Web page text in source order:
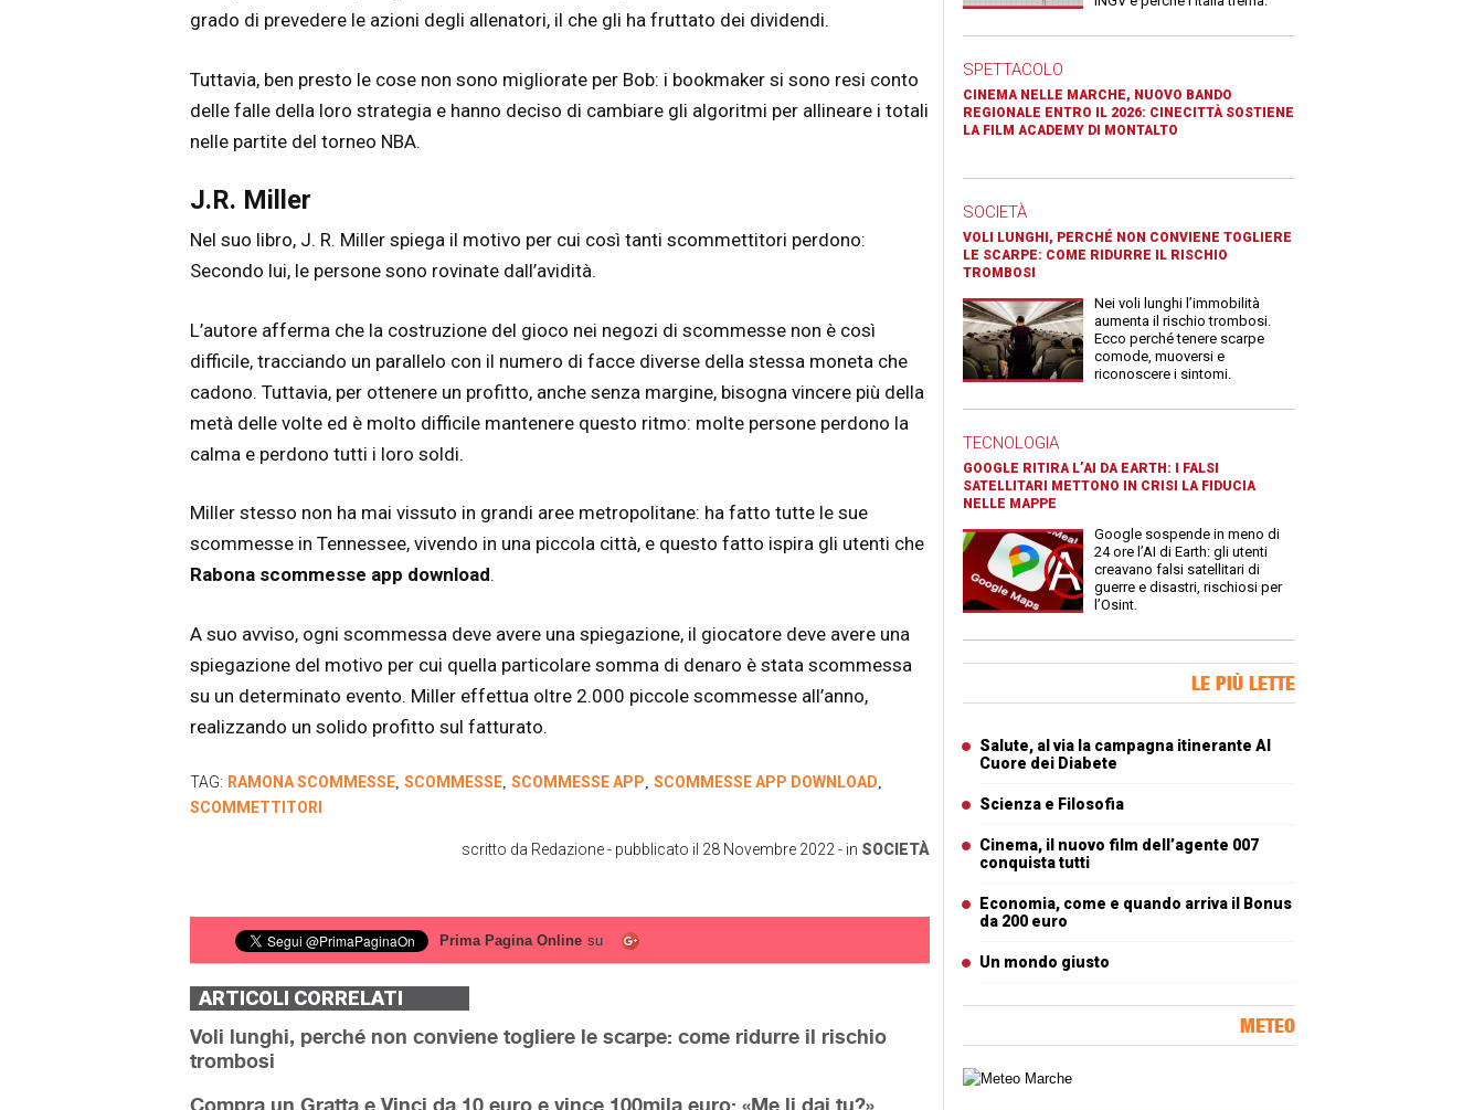
grado di prevedere le azioni degli allenatori, il che gli ha fruttato dei dividendi.
Tuttavia, ben presto le cose non sono migliorate per Bob: i bookmaker si sono resi conto
delle falle della loro strategia e hanno deciso di cambiare gli algoritmi per allineare i totali
nelle partite del torneo NBA.
J.R. Miller
Nel suo libro, J. R. Miller spiega il motivo per cui così tanti scommettitori perdono:
Secondo lui, le persone sono rovinate dall’avidità.
L’autore afferma che la costruzione del gioco nei negozi di scommesse non è così
difficile, tracciando un parallelo con il numero di facce diverse della stessa moneta che
cadono. Tuttavia, per ottenere un profitto, anche senza margine, bisogna vincere più della
metà delle volte ed è molto difficile mantenere questo ritmo: molte persone perdono la
calma e perdono tutti i loro soldi.
Miller stesso non ha mai vissuto in grandi aree metropolitane: ha fatto tutte le sue
scommesse in Tennessee, vivendo in una piccola città, e questo fatto ispira gli utenti che
Rabona scommesse app download.
A suo avviso, ogni scommessa deve avere una spiegazione, il giocatore deve avere una
spiegazione del motivo per cui quella particolare somma di denaro è stata scommessa
su un determinato evento. Miller effettua oltre 2.000 piccole scommesse all’anno,
realizzando un solido profitto sul fatturato.
TAG: RAMONA SCOMMESSE, SCOMMESSE, SCOMMESSE APP, SCOMMESSE APP DOWNLOAD,
SCOMMETTITORI
scritto da Redazione- pubblicato il 28 Novembre 2022- in SOCIETÀ
Prima Pagina Online su
ARTICOLI CORRELATI
Voli lunghi, perché non conviene togliere le scarpe: come ridurre il rischio
trombosi
Compra un Gratta e Vinci da 10 euro e vince 100mila euro: «Me li dai tu?»
SPETTACOLO
CINEMA NELLE MARCHE, NUOVO BANDO
REGIONALE ENTRO IL 2026: CINECITTÀ SOSTIENE
LA FILM ACADEMY DI MONTALTO
SOCIETÀ
VOLI LUNGHI, PERCHÉ NON CONVIENE TOGLIERE
LE SCARPE: COME RIDURRE IL RISCHIO
TROMBOSI
Nei voli lunghi l’immobilità
aumenta il rischio trombosi.
Ecco perché tenere scarpe
comode, muoversi e
riconoscere i sintomi.
TECNOLOGIA
GOOGLE RITIRA L’AI DA EARTH: I FALSI
SATELLITARI METTONO IN CRISI LA FIDUCIA
NELLE MAPPE
Google sospende in meno di
24 ore l’AI di Earth: gli utenti
creavano falsi satellitari di
guerre e disastri, rischiosi per
l’Osint.
LE PIÙ LETTE
Salute, al via la campagna itinerante Al
Cuore dei Diabete
Scienza e Filosofia
Cinema, il nuovo film dell’agente 007
conquista tutti
Economia, come e quando arriva il Bonus
da 200 euro
Un mondo giusto
METEO
Carta meteorologica delle Marche